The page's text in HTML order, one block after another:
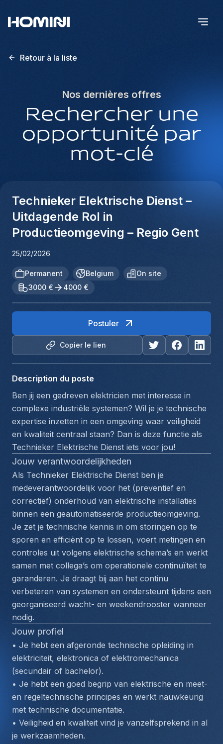
Retour à la liste
Nos dernières offres
Rechercher une
opportunité par
mot-clé
Technieker Elektrische Dienst –
Uitdagende Rol in
Productieomgeving – Regio Gent
25/02/2026
Permanent Belgium
On site
3000 €
4000 €
Copier le lien
Postuler
Description du poste
Ben jij een gedreven elektricien met interesse in
complexe industriële systemen? Wil je je technische
expertise inzetten in een omgeving waar veiligheid
en kwaliteit centraal staan? Dan is deze functie als
Technieker Elektrische Dienst iets voor jou!
Jouw verantwoordelijkheden
Als Technieker Elektrische Dienst ben je
medeverantwoordelijk voor het (preventief en
correctief) onderhoud van elektrische installaties
binnen een geautomatiseerde productieomgeving.
Je zet je technische kennis in om storingen op te
sporen en efficiënt op te lossen, voert metingen en
controles uit volgens elektrische schema’s en werkt
samen met collega’s om operationele continuïteit te
garanderen. Je draagt bij aan het continu
verbeteren van systemen en ondersteunt tijdens een
georganiseerd wacht- en weekendrooster wanneer
nodig.
Jouw profiel
• Je hebt een afgeronde technische opleiding in
elektriciteit, elektronica of elektromechanica
(secundair of bachelor).
• Je hebt een goed begrip van elektrische en meet-
en regeltechnische principes en werkt nauwkeurig
met technische documentatie.
• Veiligheid en kwaliteit vind je vanzelfsprekend in al
je werkzaamheden.